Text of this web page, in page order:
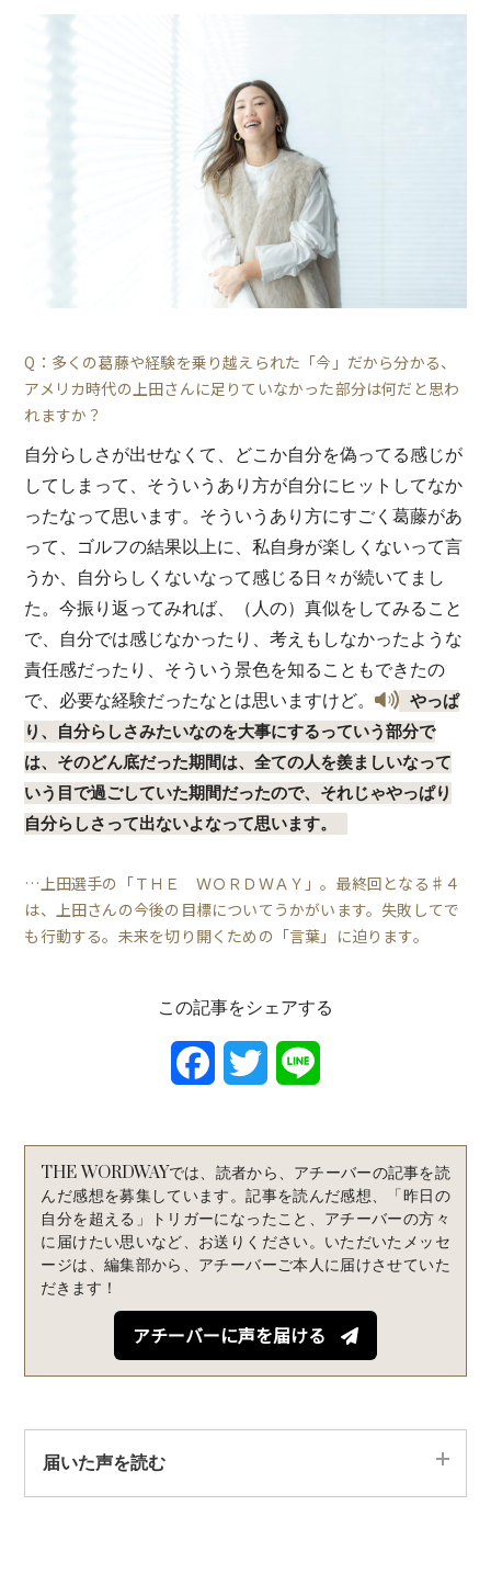
Q：多くの葛藤や経験を乗り越えられた「今」だから分かる、
アメリカ時代の上田さんに足りていなかった部分は何だと思わ
れますか？
自分らしさが出せなくて、どこか自分を偽ってる感じが
してしまって、そういうあり方が自分にヒットしてなか
ったなって思います。そういうあり方にすごく葛藤があ
って、ゴルフの結果以上に、私自身が楽しくないって言
うか、自分らしくないなって感じる日々が続いてまし
た。今振り返ってみれば、（人の）真似をしてみること
で、自分では感じなかったり、考えもしなかったような
責任感だったり、そういう景色を知ることもできたの
で、必要な経験だったなとは思いますけど。
やっぱ
り、自分らしさみたいなのを大事にするっていう部分で
は、そのどん底だった期間は、全ての人を羨ましいなって
いう目で過ごしていた期間だったので、それじゃやっぱり
自分らしさって出ないよなって思います。
…上田選手の「ＴＨＥ ＷＯＲＤＷＡＹ」。最終回となる♯４
は、上田さんの今後の目標についてうかがいます。失敗してで
も行動する。未来を切り開くための「言葉」に迫ります。
この記事をシェアする
c
e
b
o
k
i
t
t
r
n
e
THE WORDWAYでは、読者から、アチーバーの記事を読
んだ感想を募集しています。記事を読んだ感想、「昨日の
自分を超える」トリガーになったこと、アチーバーの方々
に届けたい思いなど、お送りください。いただいたメッセ
ージは、編集部から、アチーバーご本人に届けさせていた
だきます！
アチーバーに声を届ける
届いた声を読む